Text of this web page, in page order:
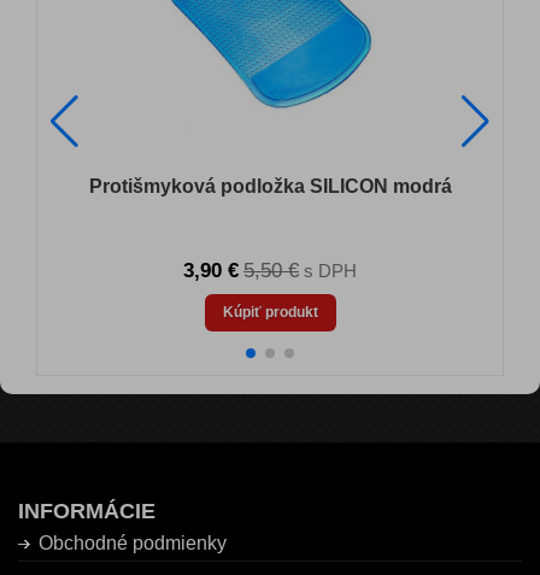
Protišmyková podložka SILICON modrá
3,90 € 5,50 € s DPH
Kúpiť produkt
INFORMÁCIE
Obchodné podmienky